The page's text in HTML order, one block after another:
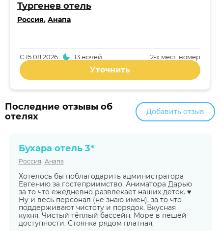
Тургенев отель
Россия, Анапа
2-x мест. номер
С15.08.2026 13 ночей
Уточнить
Последние отзывы об
отелях
Добавить отзыв
Бухара отель 3*
Россия, Анапа
Хотелось бы поблагодарить администратора
Евгению за гостеприимство. Аниматора Дарью
за то что ежедневно развлекает наших деток. ♥️
Ну и весь персонал (не знаю имен), за то что
поддерживают чистоту и порядок. Вкусная
кухня. Чистый тёплый бассейн. Море в пешей
доступности. Стоянка рядом платная,